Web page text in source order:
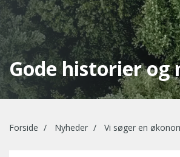
Gode historier og
Forside Nyheder Vi søger en